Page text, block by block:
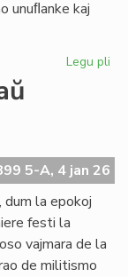
unuﬂanke kaj
Legu pli
5-A, 4 jan 26
la epokoj
festi la
vajmara de la
de militismo